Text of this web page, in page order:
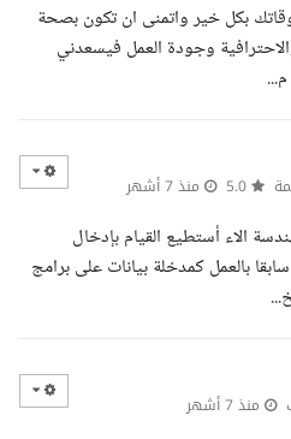
بكل خير واتمنى ان تكون بصحة
وجودة العمل فيسعدني
منذ 7 أشهر
الاء أستطيع القيام بإدخال
بالعمل كمدخلة بيانات على برامج
منذ 7 أشهر